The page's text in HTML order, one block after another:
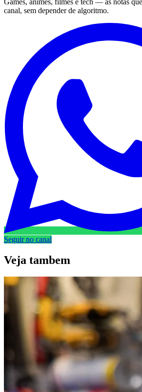
canal, sem depender de algoritmo.
Seguir no canal
Veja tambem